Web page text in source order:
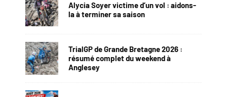
Alycia Soyer victime d’un vol : aidons-
la à terminer sa saison
TrialGP de Grande Bretagne 2026 :
résumé complet du weekend à
Anglesey